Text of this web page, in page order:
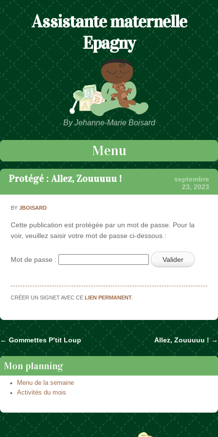
Assistante maternelle
Epagny
By Jehanne-Marie Boisard
Menu
Passer au contenu
Protégé : Allez, Zouuuuu !
septembre
23, 2023
BYJBOISARD
Cette publication est protégée par un mot de passe. Pour la
voir, veuillez saisir votre mot de passe ci-dessous :
Mot de passe :
CRÉER UN SIGNET AVEC CELIEN PERMANENT
Naviguer dans les articles
←Gommettes P’tit Loup Allez, Zouuuuu !→
Mon planning
Menu de la semaine
Activités du mois